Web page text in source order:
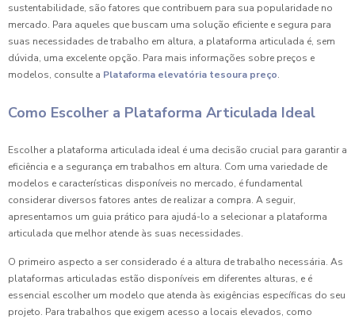
sustentabilidade, são fatores que contribuem para sua popularidade no
mercado. Para aqueles que buscam uma solução eficiente e segura para
suas necessidades de trabalho em altura, a plataforma articulada é, sem
dúvida, uma excelente opção. Para mais informações sobre preços e
modelos, consulte a Plataforma elevatória tesoura preço.
Como Escolher a Plataforma Articulada Ideal
Escolher a plataforma articulada ideal é uma decisão crucial para garantir a
eficiência e a segurança em trabalhos em altura. Com uma variedade de
modelos e características disponíveis no mercado, é fundamental
considerar diversos fatores antes de realizar a compra. A seguir,
apresentamos um guia prático para ajudá-lo a selecionar a plataforma
articulada que melhor atende às suas necessidades.
O primeiro aspecto a ser considerado é a altura de trabalho necessária. As
plataformas articuladas estão disponíveis em diferentes alturas, e é
essencial escolher um modelo que atenda às exigências específicas do seu
projeto. Para trabalhos que exigem acesso a locais elevados, como